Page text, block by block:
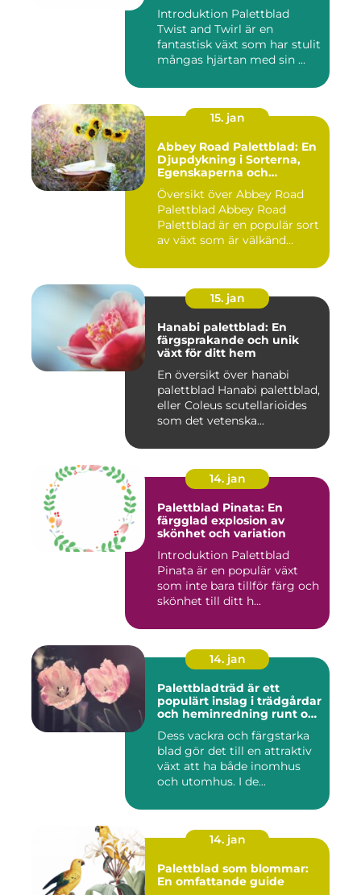
Introduktion Palettblad
Twist and Twirl är en
fantastisk växt som har stulit
mångas hjärtan med sin ...
15. jan
Abbey Road Palettblad: En
Djupdykning i Sorterna,
Egenskaperna och
Historien
Översikt över Abbey Road
Palettblad Abbey Road
Palettblad är en populär sort
av växt som är välkänd...
15. jan
Hanabi palettblad: En
färgsprakande och unik
växt för ditt hem
En översikt över hanabi
palettblad Hanabi palettblad,
eller Coleus scutellarioides
som det vetenska...
14. jan
Palettblad Pinata: En
färgglad explosion av
skönhet och variation
Introduktion Palettblad
Pinata är en populär växt
som inte bara tillför färg och
skönhet till ditt h...
14. jan
Palettbladträd är ett
populärt inslag i trädgårdar
och heminredning runt om
Dess vackra och färgstarka
blad gör det till en attraktiv
växt att ha både inomhus
och utomhus. I de...
14. jan
Palettblad som blommar:
En omfattande guide